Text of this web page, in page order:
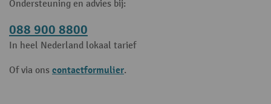
Ondersteuning en advies bij:
088 900 8800
In heel Nederland lokaal tarief
Of via ons contactformulier.